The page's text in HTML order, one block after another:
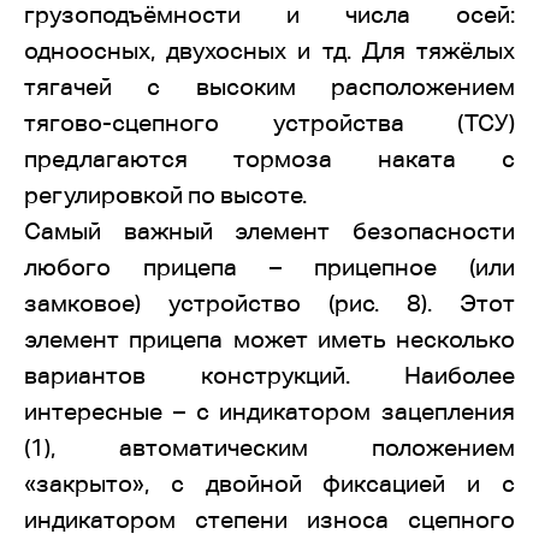
грузоподъёмности и числа осей:
одноосных, двухосных и тд. Для тяжёлых
тягачей с высоким расположением
тягово-сцепного устройства (ТСУ)
предлагаются тормоза наката с
регулировкой по высоте.
Самый важный элемент безопасности
любого прицепа – прицепное (или
замковое) устройство (рис. 8). Этот
элемент прицепа может иметь несколько
вариантов конструкций. Наиболее
интересные – с индикатором зацепления
(1), автоматическим положением
«закрыто», с двойной фиксацией и с
индикатором степени износа сцепного